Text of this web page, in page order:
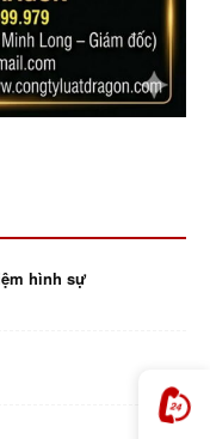
hình sự